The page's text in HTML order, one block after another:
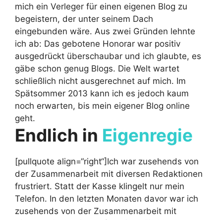
mich ein Verleger für einen eigenen Blog zu
begeistern, der unter seinem Dach
eingebunden wäre. Aus zwei Gründen lehnte
ich ab: Das gebotene Honorar war positiv
ausgedrückt überschaubar und ich glaubte, es
gäbe schon genug Blogs. Die Welt wartet
schließlich nicht ausgerechnet auf mich. Im
Spätsommer 2013 kann ich es jedoch kaum
noch erwarten, bis mein eigener Blog online
geht.
Endlich in Eigenregie
[pullquote align=“right“]Ich war zusehends von
der Zusammenarbeit mit diversen Redaktionen
frustriert. Statt der Kasse klingelt nur mein
Telefon. In den letzten Monaten davor war ich
zusehends von der Zusammenarbeit mit